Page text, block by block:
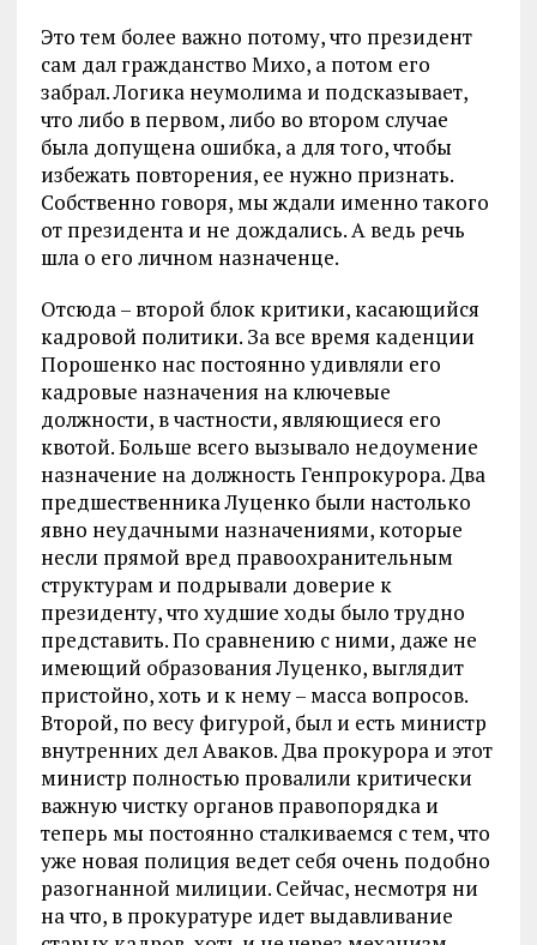
Это тем более важно потому, что президент
сам дал гражданство Михо, а потом его
забрал. Логика неумолима и подсказывает,
что либо в первом, либо во втором случае
была допущена ошибка, а для того, чтобы
избежать повторения, ее нужно признать.
Собственно говоря, мы ждали именно такого
от президента и не дождались. А ведь речь
шла о его личном назначенце.
Отсюда – второй блок критики, касающийся
кадровой политики. За все время каденции
Порошенко нас постоянно удивляли его
кадровые назначения на ключевые
должности, в частности, являющиеся его
квотой. Больше всего вызывало недоумение
назначение на должность Генпрокурора. Два
предшественника Луценко были настолько
явно неудачными назначениями, которые
несли прямой вред правоохранительным
структурам и подрывали доверие к
президенту, что худшие ходы было трудно
представить. По сравнению с ними, даже не
имеющий образования Луценко, выглядит
пристойно, хоть и к нему – масса вопросов.
Второй, по весу фигурой, был и есть министр
внутренних дел Аваков. Два прокурора и этот
министр полностью провалили критически
важную чистку органов правопорядка и
теперь мы постоянно сталкиваемся с тем, что
уже новая полиция ведет себя очень подобно
разогнанной милиции. Сейчас, несмотря ни
на что, в прокуратуре идет выдавливание